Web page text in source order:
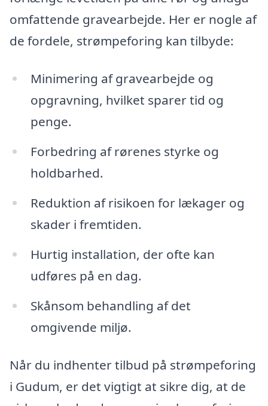
omfattende gravearbejde. Her er nogle af
de fordele, strømpeforing kan tilbyde:
Minimering af gravearbejde og
opgravning, hvilket sparer tid og
penge.
Forbedring af rørenes styrke og
holdbarhed.
Reduktion af risikoen for lækager og
skader i fremtiden.
Hurtig installation, der ofte kan
udføres på en dag.
Skånsom behandling af det
omgivende miljø.
Når du indhenter tilbud på strømpeforing
i Gudum, er det vigtigt at sikre dig, at de